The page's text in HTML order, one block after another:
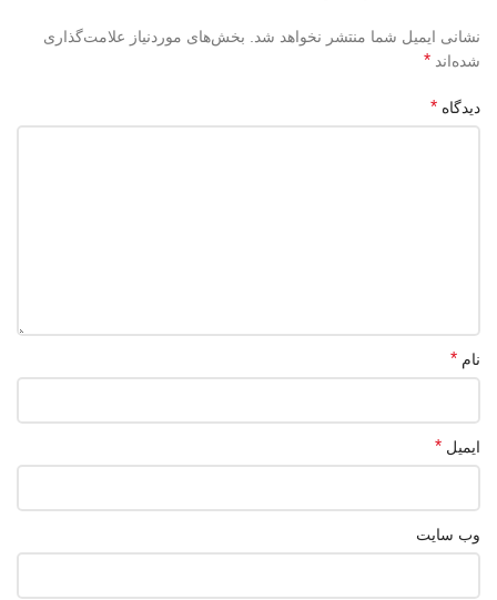
نشانی ایمیل شما منتشر نخواهد شد.
بخش‌های موردنیاز علامت‌گذاری
شده‌اند *
دیدگاه *
نام *
ایمیل *
وب‌ سایت